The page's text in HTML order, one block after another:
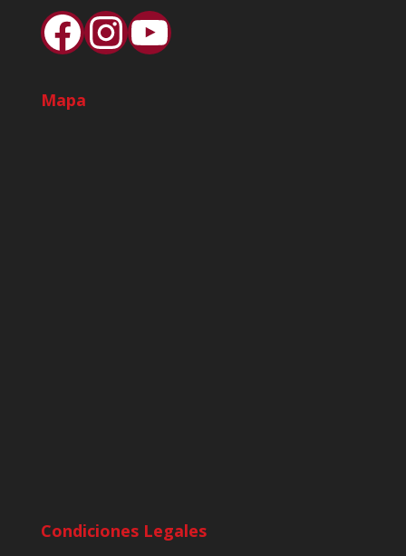
Facebook
Instagram
YouTube
Mapa
Condiciones Legales